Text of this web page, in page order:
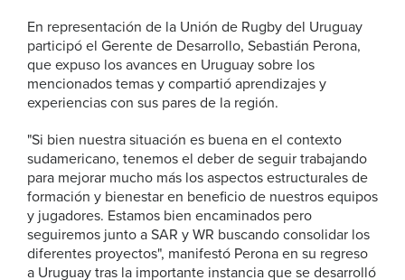
En representación de la Unión de Rugby del Uruguay
participó el Gerente de Desarrollo, Sebastián Perona,
que expuso los avances en Uruguay sobre los
mencionados temas y compartió aprendizajes y
experiencias con sus pares de la región.
"Si bien nuestra situación es buena en el contexto
sudamericano, tenemos el deber de seguir trabajando
para mejorar mucho más los aspectos estructurales de
formación y bienestar en beneficio de nuestros equipos
y jugadores. Estamos bien encaminados pero
seguiremos junto a SAR y WR buscando consolidar los
diferentes proyectos", manifestó Perona en su regreso
a Uruguay tras la importante instancia que se desarrolló